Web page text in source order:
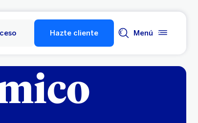
Hazte cliente Menú